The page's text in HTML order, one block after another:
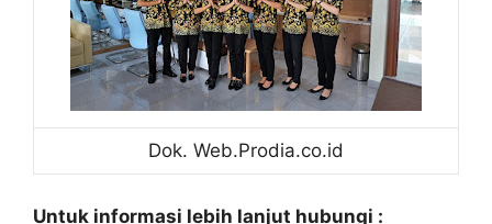
Dok. Web.Prodia.co.id
Untuk informasi lebih lanjut hubungi :